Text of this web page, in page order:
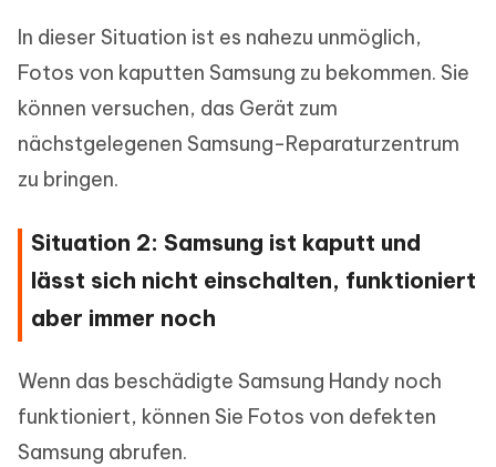
In dieser Situation ist es nahezu unmöglich,
Fotos von kaputten Samsung zu bekommen. Sie
können versuchen, das Gerät zum
nächstgelegenen Samsung-Reparaturzentrum
zu bringen.
Situation 2: Samsung ist kaputt und
lässt sich nicht einschalten, funktioniert
aber immer noch
Wenn das beschädigte Samsung Handy noch
funktioniert, können Sie Fotos von defekten
Samsung abrufen.